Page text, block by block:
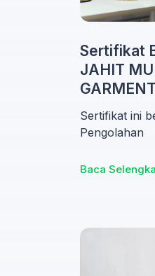
Sertifikat
JAHIT
GARMENT
Sertifikat ini
Pengolahan
Baca